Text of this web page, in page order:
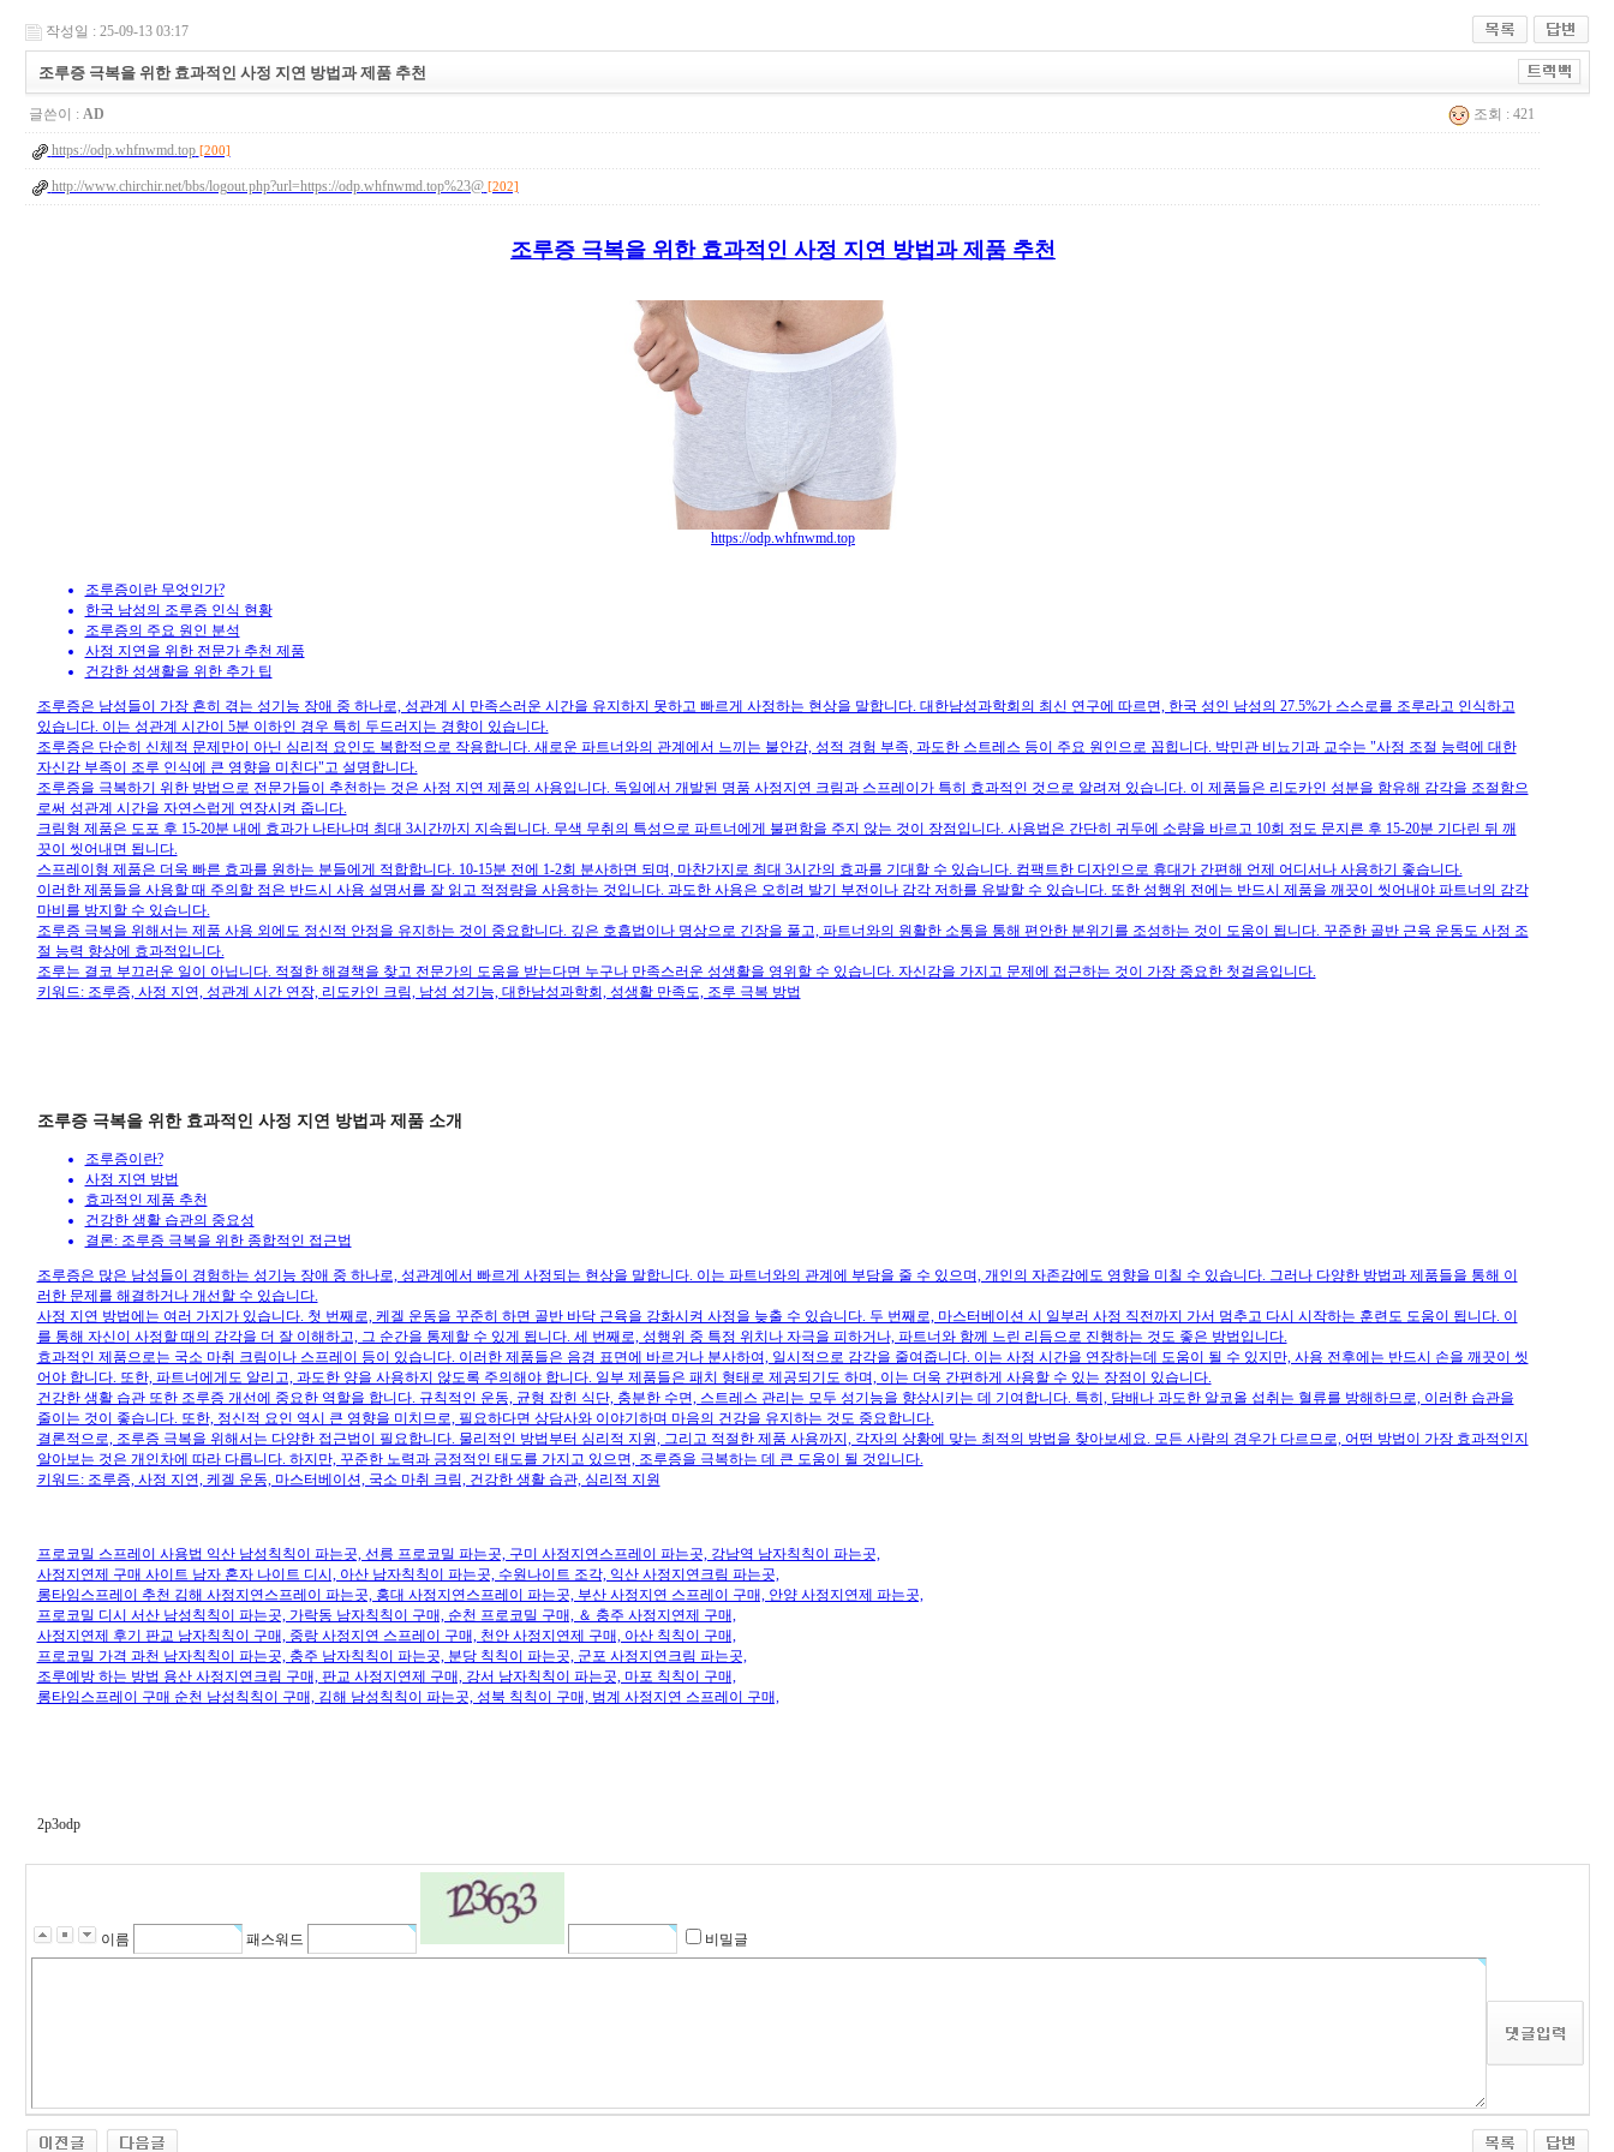
작성일 : 25-09-13 03:17
조루증 극복을 위한 효과적인 사정 지연 방법과 제품 추천
글쓴이 : AD 조회 : 421
https://odp.whfnwmd.top [200]
http://www.chirchir.net/bbs/logout.php?url=https://odp.whfnwmd.top%23@ [202]
조루증 극복을 위한 효과적인 사정 지연 방법과 제품 추천
https://odp.whfnwmd.top
조루증이란 무엇인가?
한국 남성의 조루증 인식 현황
조루증의 주요 원인 분석
사정 지연을 위한 전문가 추천 제품
건강한 성생활을 위한 추가 팁
조루증은 남성들이 가장 흔히 겪는 성기능 장애 중 하나로, 성관계 시 만족스러운 시간을 유지하지 못하고 빠르게 사정하는 현상을 말합니다. 대한남성과학회의 최신 연구에 따르면, 한국 성인 남성의 27.5%가 스스로를 조루라고 인식하고
있습니다. 이는 성관계 시간이 5분 이하인 경우 특히 두드러지는 경향이 있습니다.
조루증은 단순히 신체적 문제만이 아닌 심리적 요인도 복합적으로 작용합니다. 새로운 파트너와의 관계에서 느끼는 불안감, 성적 경험 부족, 과도한 스트레스 등이 주요 원인으로 꼽힙니다. 박민관 비뇨기과 교수는 "사정 조절 능력에 대한
자신감 부족이 조루 인식에 큰 영향을 미친다"고 설명합니다.
조루증을 극복하기 위한 방법으로 전문가들이 추천하는 것은 사정 지연 제품의 사용입니다. 독일에서 개발된 명품 사정지연 크림과 스프레이가 특히 효과적인 것으로 알려져 있습니다. 이 제품들은 리도카인 성분을 함유해 감각을 조절함으
로써 성관계 시간을 자연스럽게 연장시켜 줍니다.
크림형 제품은 도포 후 15-20분 내에 효과가 나타나며 최대 3시간까지 지속됩니다. 무색 무취의 특성으로 파트너에게 불편함을 주지 않는 것이 장점입니다. 사용법은 간단히 귀두에 소량을 바르고 10회 정도 문지른 후 15-20분 기다린 뒤 깨
끗이 씻어내면 됩니다.
스프레이형 제품은 더욱 빠른 효과를 원하는 분들에게 적합합니다. 10-15분 전에 1-2회 분사하면 되며, 마찬가지로 최대 3시간의 효과를 기대할 수 있습니다. 컴팩트한 디자인으로 휴대가 간편해 언제 어디서나 사용하기 좋습니다.
이러한 제품들을 사용할 때 주의할 점은 반드시 사용 설명서를 잘 읽고 적정량을 사용하는 것입니다. 과도한 사용은 오히려 발기 부전이나 감각 저하를 유발할 수 있습니다. 또한 성행위 전에는 반드시 제품을 깨끗이 씻어내야 파트너의 감각
마비를 방지할 수 있습니다.
조루증 극복을 위해서는 제품 사용 외에도 정신적 안정을 유지하는 것이 중요합니다. 깊은 호흡법이나 명상으로 긴장을 풀고, 파트너와의 원활한 소통을 통해 편안한 분위기를 조성하는 것이 도움이 됩니다. 꾸준한 골반 근육 운동도 사정 조
절 능력 향상에 효과적입니다.
조루는 결코 부끄러운 일이 아닙니다. 적절한 해결책을 찾고 전문가의 도움을 받는다면 누구나 만족스러운 성생활을 영위할 수 있습니다. 자신감을 가지고 문제에 접근하는 것이 가장 중요한 첫걸음입니다.
키워드: 조루증, 사정 지연, 성관계 시간 연장, 리도카인 크림, 남성 성기능, 대한남성과학회, 성생활 만족도, 조루 극복 방법
조루증 극복을 위한 효과적인 사정 지연 방법과 제품 소개
조루증이란?
사정 지연 방법
효과적인 제품 추천
건강한 생활 습관의 중요성
결론: 조루증 극복을 위한 종합적인 접근법
조루증은 많은 남성들이 경험하는 성기능 장애 중 하나로, 성관계에서 빠르게 사정되는 현상을 말합니다. 이는 파트너와의 관계에 부담을 줄 수 있으며, 개인의 자존감에도 영향을 미칠 수 있습니다. 그러나 다양한 방법과 제품들을 통해 이
러한 문제를 해결하거나 개선할 수 있습니다.
사정 지연 방법에는 여러 가지가 있습니다. 첫 번째로, 케겔 운동을 꾸준히 하면 골반 바닥 근육을 강화시켜 사정을 늦출 수 있습니다. 두 번째로, 마스터베이션 시 일부러 사정 직전까지 가서 멈추고 다시 시작하는 훈련도 도움이 됩니다. 이
를 통해 자신이 사정할 때의 감각을 더 잘 이해하고, 그 순간을 통제할 수 있게 됩니다. 세 번째로, 성행위 중 특정 위치나 자극을 피하거나, 파트너와 함께 느린 리듬으로 진행하는 것도 좋은 방법입니다.
효과적인 제품으로는 국소 마취 크림이나 스프레이 등이 있습니다. 이러한 제품들은 음경 표면에 바르거나 분사하여, 일시적으로 감각을 줄여줍니다. 이는 사정 시간을 연장하는데 도움이 될 수 있지만, 사용 전후에는 반드시 손을 깨끗이 씻
어야 합니다. 또한, 파트너에게도 알리고, 과도한 양을 사용하지 않도록 주의해야 합니다. 일부 제품들은 패치 형태로 제공되기도 하며, 이는 더욱 간편하게 사용할 수 있는 장점이 있습니다.
건강한 생활 습관 또한 조루증 개선에 중요한 역할을 합니다. 규칙적인 운동, 균형 잡힌 식단, 충분한 수면, 스트레스 관리는 모두 성기능을 향상시키는 데 기여합니다. 특히, 담배나 과도한 알코올 섭취는 혈류를 방해하므로, 이러한 습관을
줄이는 것이 좋습니다. 또한, 정신적 요인 역시 큰 영향을 미치므로, 필요하다면 상담사와 이야기하며 마음의 건강을 유지하는 것도 중요합니다.
결론적으로, 조루증 극복을 위해서는 다양한 접근법이 필요합니다. 물리적인 방법부터 심리적 지원, 그리고 적절한 제품 사용까지, 각자의 상황에 맞는 최적의 방법을 찾아보세요. 모든 사람의 경우가 다르므로, 어떤 방법이 가장 효과적인지
알아보는 것은 개인차에 따라 다릅니다. 하지만, 꾸준한 노력과 긍정적인 태도를 가지고 있으면, 조루증을 극복하는 데 큰 도움이 될 것입니다.
키워드: 조루증, 사정 지연, 케겔 운동, 마스터베이션, 국소 마취 크림, 건강한 생활 습관, 심리적 지원
프로코밀 스프레이 사용법 익산 남성칙칙이 파는곳, 선릉 프로코밀 파는곳, 구미 사정지연스프레이 파는곳, 강남역 남자칙칙이 파는곳,
사정지연제 구매 사이트 남자 혼자 나이트 디시, 아산 남자칙칙이 파는곳, 수원나이트 조각, 익산 사정지연크림 파는곳,
롱타임스프레이 추천 김해 사정지연스프레이 파는곳, 홍대 사정지연스프레이 파는곳, 부산 사정지연 스프레이 구매, 안양 사정지연제 파는곳,
프로코밀 디시 서산 남성칙칙이 파는곳, 가락동 남자칙칙이 구매, 순천 프로코밀 구매, ＆ 충주 사정지연제 구매,
사정지연제 후기 판교 남자칙칙이 구매, 중랑 사정지연 스프레이 구매, 천안 사정지연제 구매, 아산 칙칙이 구매,
프로코밀 가격 과천 남자칙칙이 파는곳, 충주 남자칙칙이 파는곳, 분당 칙칙이 파는곳, 군포 사정지연크림 파는곳,
조루예방 하는 방법 용산 사정지연크림 구매, 판교 사정지연제 구매, 강서 남자칙칙이 파는곳, 마포 칙칙이 구매,
롱타임스프레이 구매 순천 남성칙칙이 구매, 김해 남성칙칙이 파는곳, 성북 칙칙이 구매, 범계 사정지연 스프레이 구매,
2p3odp
이름 패스워드 비밀글